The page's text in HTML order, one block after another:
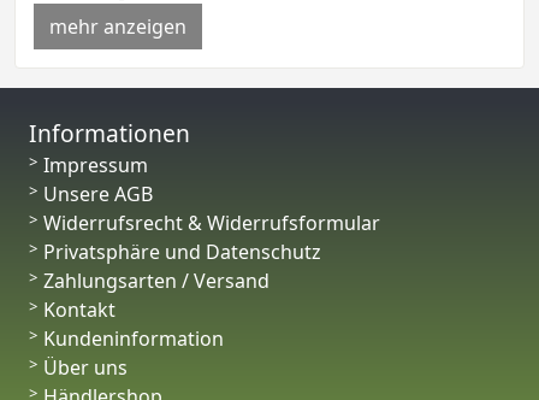
mehr anzeigen
Informationen
Impressum
Unsere AGB
Widerrufsrecht & Widerrufsformular
Privatsphäre und Datenschutz
Zahlungsarten / Versand
Kontakt
Kundeninformation
Über uns